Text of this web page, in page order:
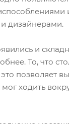
и дизайнерами.
и
То, что
позволяет
ходить